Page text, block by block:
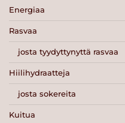
Energiaa
Rasvaa
josta tyydyttynyttä rasvaa
Hiilihydraatteja
josta sokereita
Kuitua